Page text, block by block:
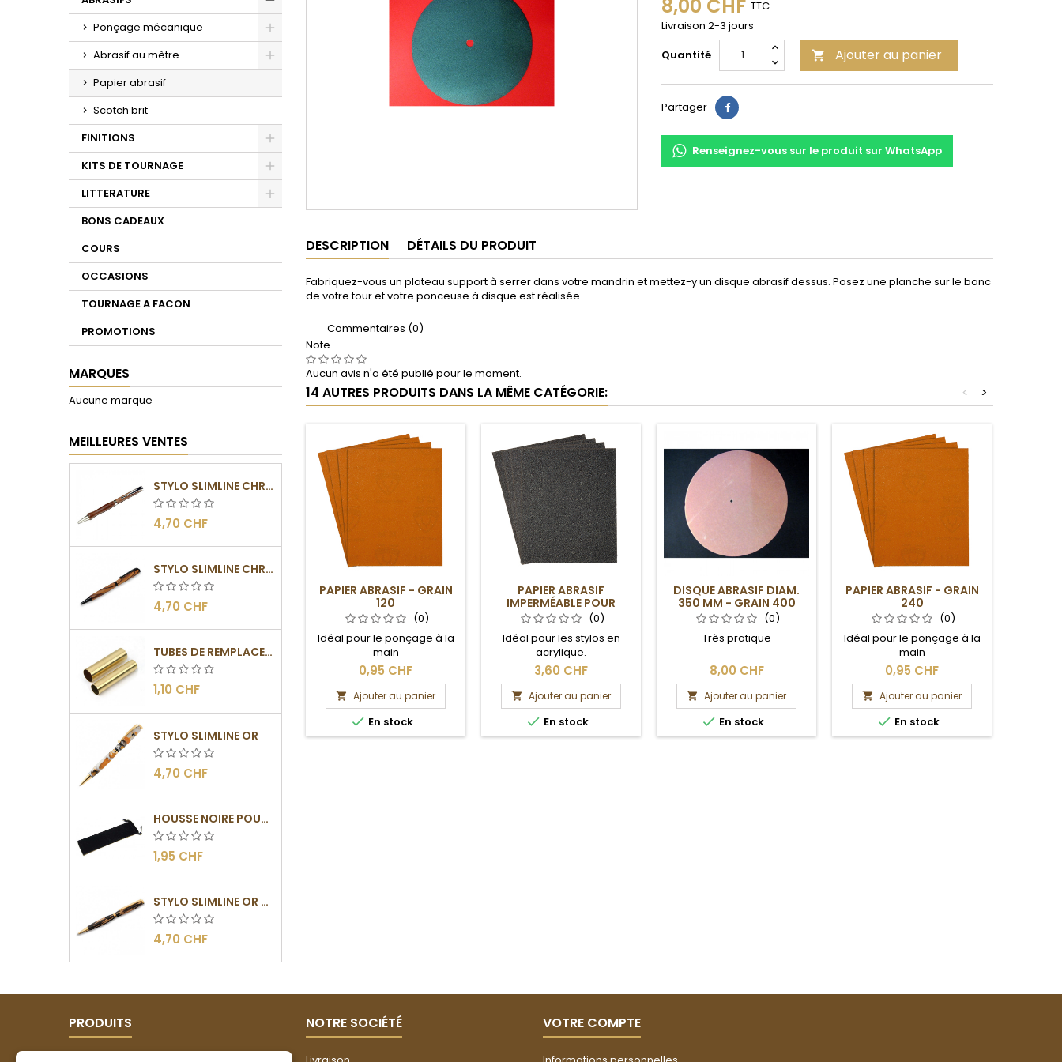
Ponçage mécanique
Abrasif au mètre
Papier abrasif
Scotch brit
FINITIONS
KITS DE TOURNAGE
LITTERATURE
Toggle
BONS CADEAUX
COURS
OCCASIONS
TOURNAGE A FACON
PROMOTIONS
MARQUES
Aucune marque
MEILLEURES VENTES
STYLO SLIMLINE CHROMÉ
4,70 CHF
STYLO SLIMLINE CHROMÉ NOIR
4,70 CHF
TUBES DE REMPLACEMENT POUR MÉCANISME SLIMLINE
1,10 CHF
STYLO SLIMLINE OR
4,70 CHF
HOUSSE NOIRE POUR STYLO
1,95 CHF
STYLO SLIMLINE OR - BARRETTE PLATE
4,70 CHF
8,00 CHF TTC
Livraison 2-3 jours
Quantité
 Ajouter au panier
Partager Partager
Renseignez-vous sur le produit sur WhatsApp
DESCRIPTION DÉTAILS DU PRODUIT
Fabriquez-vous un plateau support à serrer dans votre mandrin et mettez-y un disque abrasif dessus. Posez une planche sur le banc
de votre tour et votre ponceuse à disque est réalisée.
Commentaires (0)
Note
Aucun avis n'a été publié pour le moment.
14 AUTRES PRODUITS DANS LA MÊME CATÉGORIE: >
<
PAPIER ABRASIF - GRAIN
120
(0)
Idéal pour le ponçage à la
main
0,95 CHF
 Ajouter au panier
 En stock
PAPIER ABRASIF
IMPERMÉABLE POUR
ACRYLIQUE - GRAIN 1000
(0)
Idéal pour les stylos en
acrylique.
3,60 CHF
 Ajouter au panier
 En stock
DISQUE ABRASIF DIAM.
350 MM - GRAIN 400
(0)
Très pratique
8,00 CHF
 Ajouter au panier
 En stock
PAPIER ABRASIF - GRAIN
240
(0)
Idéal pour le ponçage à la
main
0,95 CHF
 Ajouter au panier
 En stock
PRODUITS NOTRE SOCIÉTÉ VOTRE COMPTE